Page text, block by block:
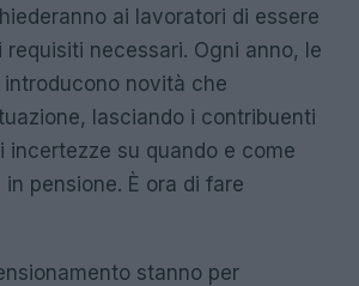
ai lavoratori di essere
requisiti necessari. Ogni anno, le
introducono novità che
lasciando i contribuenti
incertezze su quando e come
pensione. È ora di fare
stanno per